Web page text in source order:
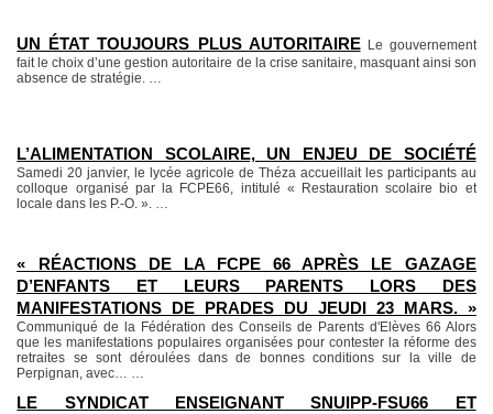
UN ÉTAT TOUJOURS PLUS AUTORITAIRE Le gouvernement
fait le choix d’une gestion autoritaire de la crise sanitaire, masquant ainsi son
absence de stratégie.
L’ALIMENTATION SCOLAIRE, UN ENJEU DE SOCIÉTÉ
Samedi 20 janvier, le lycée agricole de Théza accueillait les participants au
colloque organisé par la FCPE66, intitulé « Restauration scolaire bio et
locale dans les P.-O. ».
« RÉACTIONS DE LA FCPE 66 APRÈS LE GAZAGE
D’ENFANTS ET LEURS PARENTS LORS DES
MANIFESTATIONS DE PRADES DU JEUDI 23 MARS. »
Communiqué de la Fédération des Conseils de Parents d'Elèves 66 Alors
que les manifestations populaires organisées pour contester la réforme des
retraites se sont déroulées dans de bonnes conditions sur la ville de
Perpignan, avec…
LE SYNDICAT ENSEIGNANT SNUIPP-FSU66 ET